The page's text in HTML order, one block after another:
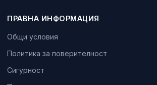
ПРАВНА ИНФОРМАЦИЯ
Общи условия
Политика за поверителност
Сигурност